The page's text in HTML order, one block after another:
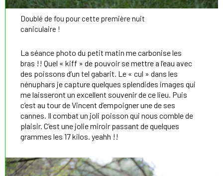
Doublé de fou pour cette première nuit
caniculaire !
La séance photo du petit matin me carbonise les
bras !! Quel « kiff » de pouvoir se mettre a l’eau avec
des poissons d’un tel gabarit. Le « cul » dans les
nénuphars je capture quelques splendides images qui
me laisseront un excellent souvenir de ce lieu. Puis
c’est au tour de Vincent d’empoigner une de ses
cannes. Il combat un joli poisson qui nous comble de
plaisir. C’est une jolie miroir passant de quelques
grammes les 17 kilos. yeahh !!